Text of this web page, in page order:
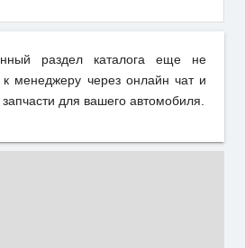
раздел каталога еще не
к менеджеру через онлайн чат и
для вашего автомобиля.